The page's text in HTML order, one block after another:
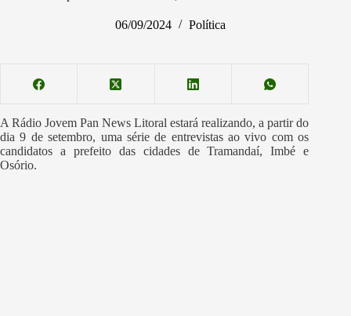
06/09/2024 Política
A Rádio Jovem Pan News Litoral estará realizando, a partir do
dia 9 de setembro, uma série de entrevistas ao vivo com os
candidatos a prefeito das cidades de Tramandaí, Imbé e
Osório.